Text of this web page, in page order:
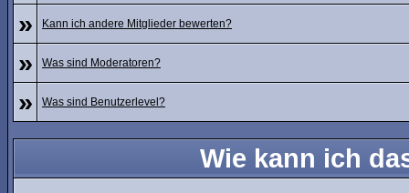
» Kann ich andere Mitglieder bewerten?
» Was sind Moderatoren?
» Was sind Benutzerlevel?
Wie kann ich